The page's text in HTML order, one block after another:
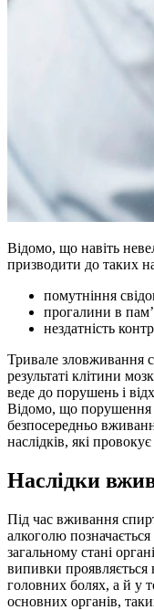
Відомо, що навіть
призводити до таких
помутніння
прогалини в
нездатність
Тривале зловживання
результаті клітини
веде до порушень і
Відомо, що порушення
безпосередньо
наслідків, які
Наслідки
Під час вживання
алкоголю
загальному стані
випивки проявляється
головних болях, а й у
основних органів,